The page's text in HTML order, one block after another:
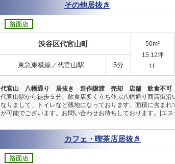
その他居抜き
渋谷区代官山町
50m²
15.12坪
1F
東急東横線／代官山駅 5分
代官山 八幡通り 居抜き 造作譲渡 売却 店舗 飲食不可
代官山駅から徒歩５分、飲食店多く立ち並ぶ八幡通り商店街
なりまして、トイレなど残地になっております。面積に含まれ
が可能でございます。お問い合わせお待ちしております。[エ
カフェ・喫茶店居抜き